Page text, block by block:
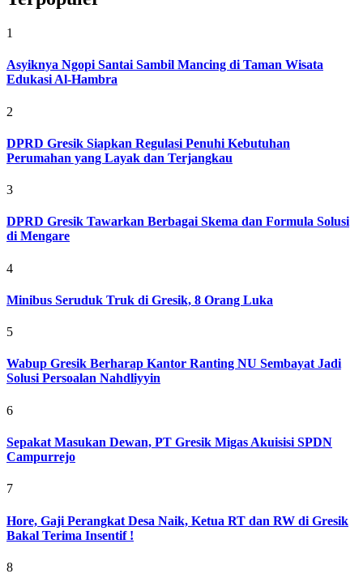
1
Asyiknya Ngopi Santai Sambil Mancing di Taman Wisata
Edukasi Al-Hambra
2
DPRD Gresik Siapkan Regulasi Penuhi Kebutuhan
Perumahan yang Layak dan Terjangkau
3
DPRD Gresik Tawarkan Berbagai Skema dan Formula Solusi
di Mengare
4
Minibus Seruduk Truk di Gresik, 8 Orang Luka
5
Wabup Gresik Berharap Kantor Ranting NU Sembayat Jadi
Solusi Persoalan Nahdliyyin
6
Sepakat Masukan Dewan, PT Gresik Migas Akuisisi SPDN
Campurrejo
7
Hore, Gaji Perangkat Desa Naik, Ketua RT dan RW di Gresik
Bakal Terima Insentif !
8